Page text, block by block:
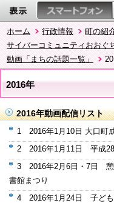
ホーム 行政情報
町の紹
サイバーコミュニティおおぐ
動画「まちの話題一覧」
2016年
2016年動画配信リスト
1 2016年1月10日 大口町
2 2016年1月11日 平成28
3 2016年2月6日・7日 憩
書館まつり
4 2016年1月24日 子ども